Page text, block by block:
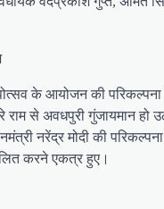
के आयोजन की
से अवधपुरी गुंजायमान हो
नरेंद्र मोदी की
करने एकत्र हुए।